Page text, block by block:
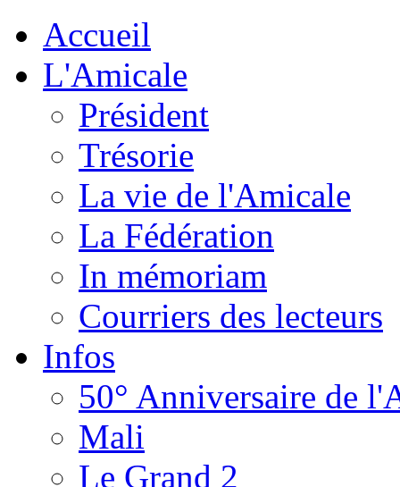
Accueil
L'Amicale
Président
Trésorie
La vie de l'Amicale
La Fédération
In mémoriam
Courriers des lecteurs
Infos
50° Anniversaire de
Mali
Le Grand 2